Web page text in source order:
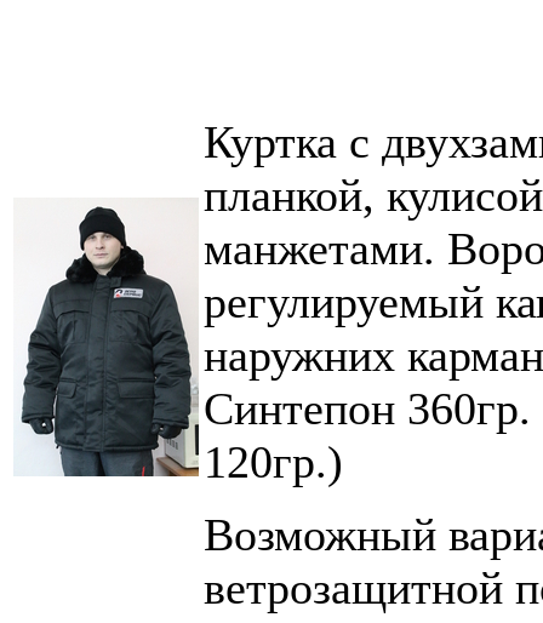
Куртка с
планкой,
манжетами.
регулируемый
наружних
Синтепон
Возможный
ветрозащитной